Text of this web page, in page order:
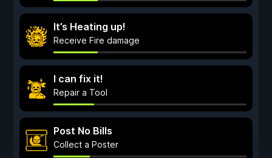
It’s Heating up!
Receive Fire damage
I can fix it!
Repair a Tool
Post No Bills
Collect a Poster